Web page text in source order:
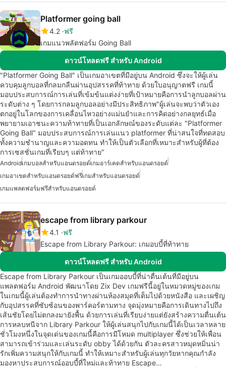
Platformer going ball
4.2 ฟรี
เกมแนวพลัตฟอร์ม Going Ball
ดาวน์โหลดฟรี สำหรับ Android
"Platformer Going Ball" เป็นเกมอาเขตที่มีอยู่บน Android ซึ่งจะให้ผู้เล่น
ควบคุมลูกบอลที่กลมกลืนผ่านอุปสรรคที่ท้าทาย ด้วยใบอนุญาตฟรี เกมนี้
มอบประสบการณ์การเล่นที่เข้มข้นแต่งง่ายที่เป้าหมายคือการนำลูกบอลผ่าน
ระดับต่าง ๆ โดยการกลมลูกบอลอย่างมีประสิทธิภาพ"ผู้เล่นจะพบว่าตัวเอง
ตกอยู่ในโลกของการเคลื่อนไหวอย่างแม่นยำและการคิดอย่างกลยุทธ์เมื่อ
พยายามเอาชนะความท้าทายที่เป็นเอกลักษณ์ของระดับแต่ละ "Platformer
Going Ball" มอบประสบการณ์การเล่นแนว platformer ที่น่าสนใจที่ทดสอบ
ทั้งความชำนาญและความอดทน ทำให้เป็นตัวเลือกที่เหมาะสำหรับผู้ที่ต้อง
การเซสชั่นเกมที่เรียบๆ แต่ท้าทาย"
Androidเกมบอลสำหรับแอนดรอยด์เกมอาร์เคดสำหรับแอนดรอยด์
เกมอาเขตสำหรับแอนดรอยด์ฟรีเกมสำหรับแอนดรอยด์
เกมแพลตฟอร์มฟรีสำหรับแอนดรอยด์
escape from library parkour
4.1
ฟรี
Escape from Library Parkour: เกมอบบี้ที่ท้าทาย
ดาวน์โหลดฟรี สำหรับ Android
Escape from Library Parkour เป็นเกมออบบี้ที่น่าตื่นเต้นที่มีอยู่บน
แพลตฟอร์ม Android พัฒนาโดย Zix Dev เกมฟรีนี้อยู่ในหมวดหมู่ของเกม
ในเกมนี้ผู้เล่นต้องทำการนำทางผ่านห้องสมุดที่เต็มไปด้วยหนังสือ และเผชิญ
กับอุปสรรคที่ซับซ้อนของพาร์คอร์ตามทาง จุดมุ่งหมายคือการเดินทางไปถึง
เส้นชัยโดยไม่ตกลงมายังพื้น ด้วยการเล่นที่เรียบง่ายแต่ยังสร้างความตื่นเต้น
การหลบหนีจาก Library Parkour ให้ผู้เล่นสนุกไปกับเกมนี้ได้เป็นเวลาหลาย
ชั่วโมงหนึ่งในจุดเด่นของเกมนี้คือการมีโหมด multiplayer ซึ่งช่วยให้เพื่อน
สามารถเข้าร่วมและเล่นระดับ obby ได้ด้วยกัน ตัวละครสาวหมุดหมิ่นน่า
รักเพิ่มความสนุกให้กับเกมนี้ ทำให้เหมาะสำหรับผู้เล่นทุกวัยหากคุณกำลัง
มองหาประสบการณ์ออบบี้ที่ใหม่และท้าทาย Escape…